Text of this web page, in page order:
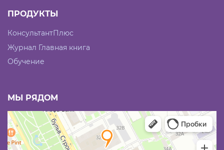
ПРОДУКТЫ
КонсультантПлюс
Журнал Главная книга
Обучение
МЫ РЯДОМ